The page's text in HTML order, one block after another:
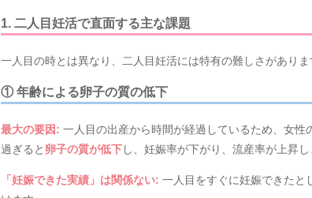
1. 二人目妊活で直面する主な課題
一人目の時とは異なり、二人目妊活には特有の難しさがありま
① 年齢による卵子の質の低下
最大の要因: 一人目の出産から時間が経過しているため、女性
過ぎると 卵子の質が低下し、妊娠率が下がり、流産率が上昇し
「妊娠できた実績」は関係ない: 一人目をすぐに妊娠できたと